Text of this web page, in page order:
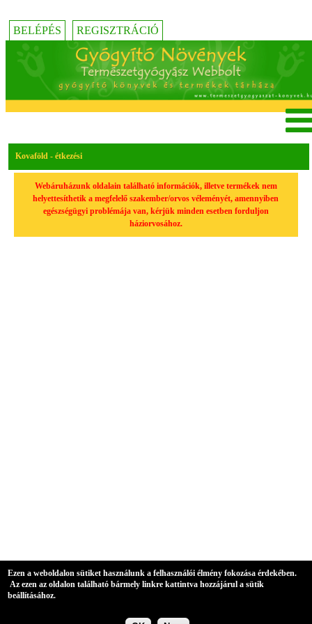
BELÉPÉS REGISZTRÁCIÓ
Kovaföld - étkezési
Webáruházunk oldalain található információk, illetve termékek nem
helyettesíthetik a megfelelő szakember/orvos véleményét, amennyiben
egészségügyi problémája van, kérjük minden esetben forduljon
háziorvosához.
Ezen a weboldalon sütiket használunk a felhasználói élmény fokozása érdekében.
Az ezen az oldalon található bármely linkre kattintva hozzájárul a sütik
beállításához.